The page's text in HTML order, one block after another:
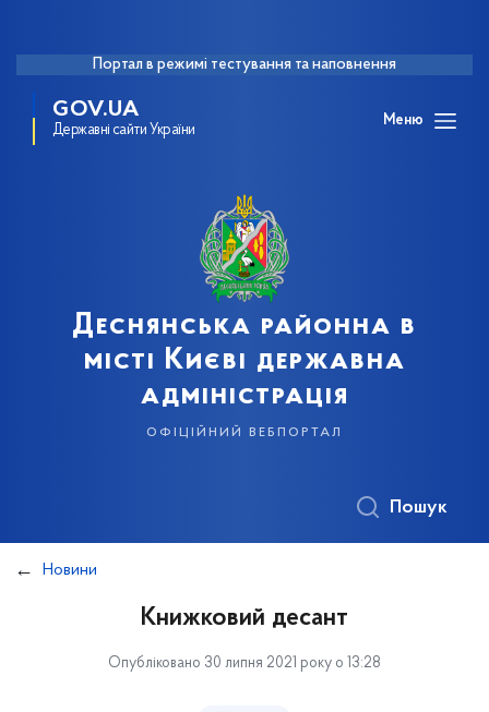
Портал в режимі тестування та наповнення
GOV.UA
Державні сайти України
Меню
Деснянська районна в
місті Києві державна
адміністрація
офіційний вебпортал
Пошук
Новини
Книжковий десант
Опубліковано 30 липня 2021 року о 13:28